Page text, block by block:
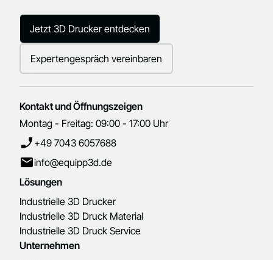
Jetzt 3D Drucker entdecken
Expertengespräch vereinbaren
Kontakt und Öffnungszeigen
Montag - Freitag: 09:00 - 17:00 Uhr
+49 7043 6057688
info@equipp3d.de
Lösungen
Industrielle 3D Drucker
Industrielle 3D Druck Material
Industrielle 3D Druck Service
Unternehmen